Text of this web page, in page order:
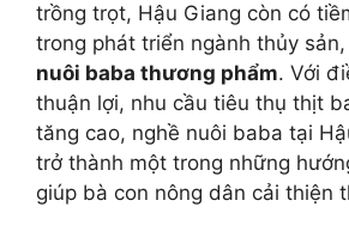
trồng trọt, Hậu Giang còn có
trong phát triển ngành thủy
nuôi baba thương phẩm. Với
thuận lợi, nhu cầu tiêu thụ thịt
tăng cao, nghề nuôi baba tại
trở thành một trong những
giúp bà con nông dân cải thiện